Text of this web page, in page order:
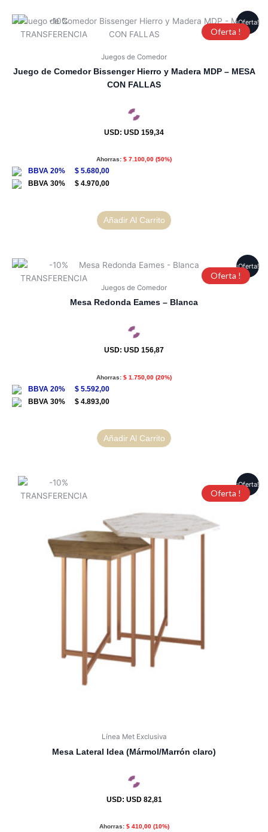
¡Oferta!
Oferta !
Juegos de Comedor
Juego de Comedor Bissenger Hierro y Madera MDP – MESA
CON FALLAS
USD: USD 159,34
Ahorras: $ 7.100,00 (50%)
$ 5.680,00
$ 4.970,00
Añadir Al Carrito
¡Oferta!
Oferta !
Juegos de Comedor
Mesa Redonda Eames – Blanca
USD: USD 156,87
Ahorras: $ 1.750,00 (20%)
$ 5.592,00
$ 4.893,00
Añadir Al Carrito
¡Oferta!
Oferta !
Línea Met Exclusiva
Mesa Lateral Idea (Mármol/Marrón claro)
USD: USD 82,81
Ahorras: $410,00 (10%)